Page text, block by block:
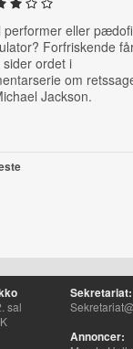
performer eller
Forfriskende
sider ordet i
om
Jackson.
sal
Sekretariat:
Annoncer: